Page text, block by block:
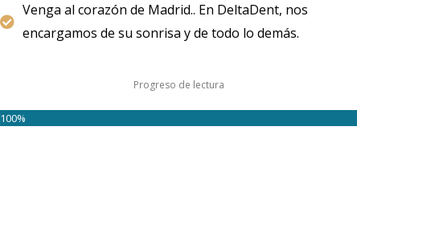
Venga al corazón de Madrid.. En DeltaDent, nos
encargamos de su sonrisa y de todo lo demás.
Progreso de lectura
100%